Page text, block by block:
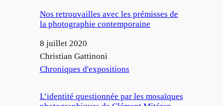
Nos retrouvailles avec les prémisses de
la photographie contemporaine
Date
8 juillet 2020
Auteur
Christian Gattinoni
Par rapport à
Chroniques d'expositions
L’identité questionnée par les mosaïques